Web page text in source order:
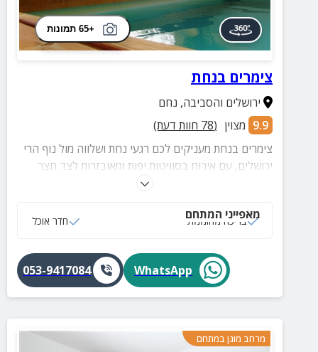
+65 תמונות
צימרים בנחת
ירושלים והסביבה, נחם
9.9 מצוין (
78 חוות דעת)
צימרים בנחת מעניקים לכם רגעי נחת ושלווה מול נוף הרי
ירושלים, עם אירוח בסוויטות יפות ומאובזרות לצד חצר
מטופחת עם בריכה. חופשה קסומה לזוגות ומשפחות.
מאפייני המתחם
בריכה מחוממת חדר אוכל
WhatsApp
053-9417084
מרחב מוגן במתחם